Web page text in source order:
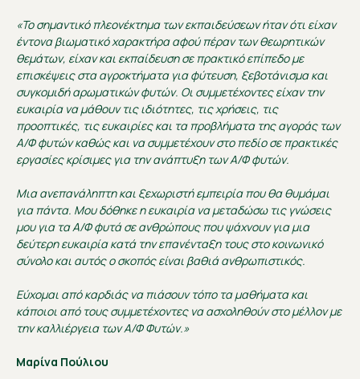
«Το σημαντικό πλεονέκτημα των εκπαιδεύσεων ήταν ότι είχαν
έντονα βιωματικό χαρακτήρα αφού πέραν των θεωρητικών
θεμάτων, είχαν και εκπαίδευση σε πρακτικό επίπεδο με
επισκέψεις στα αγροκτήματα για φύτευση, ξεβοτάνισμα και
συγκομιδή αρωματικών φυτών. Οι συμμετέχοντες είχαν την
ευκαιρία να μάθουν τις ιδιότητες, τις χρήσεις, τις
προοπτικές, τις ευκαιρίες και τα προβλήματα της αγοράς των
Α/Φ φυτών καθώς και να συμμετέχουν στο πεδίο σε πρακτικές
εργασίες κρίσιμες για την ανάπτυξη των Α/Φ φυτών.
Μια ανεπανάληπτη και ξεχωριστή εμπειρία που θα θυμάμαι
για πάντα. Μου δόθηκε η ευκαιρία να μεταδώσω τις γνώσεις
μου για τα A/Φ φυτά σε ανθρώπους που ψάχνουν για μια
δεύτερη ευκαιρία κατά την επανένταξη τους στο κοινωνικό
σύνολο και αυτός ο σκοπός είναι βαθιά ανθρωπιστικός.
Εύχομαι από καρδιάς να πιάσουν τόπο τα μαθήματα και
κάποιοι από τους συμμετέχοντες να ασχοληθούν στο μέλλον με
την καλλιέργεια των Α/Φ Φυτών.»
Μαρίνα Πούλιου